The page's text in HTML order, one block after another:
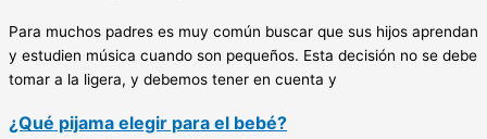
Para muchos padres es muy común buscar que sus hijos aprendan
y estudien música cuando son pequeños. Esta decisión no se debe
tomar a la ligera, y debemos tener en cuenta y
¿Qué pijama elegir para el bebé?